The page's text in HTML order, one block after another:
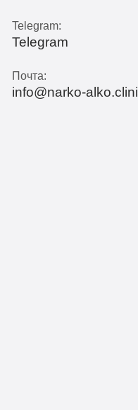
Telegram:
Telegram
Почта:
info@narko-